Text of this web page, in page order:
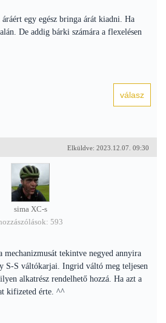
egy egész bringa árát kiadni. Ha
De addig bárki számára a flexelésen
Elküldve: 2023.12.07. 09:30
sima XC-s
593
tekintve negyed annyira
S-S váltókarjai. Ingrid váltó meg teljesen
alkatrész rendelhető hozzá. Ha azt a
kifizeted érte. ^^